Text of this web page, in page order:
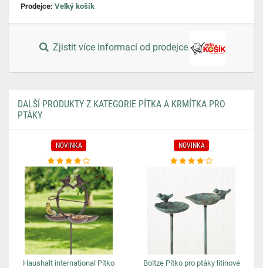
Prodejce: Velký košík
Zjistit více informací od prodejce
DALŠÍ PRODUKTY Z KATEGORIE PÍTKA A KRMÍTKA PRO
PTÁKY
NOVINKA
Haushalt international Pítko
NOVINKA
Boltze Pítko pro ptáky litinové